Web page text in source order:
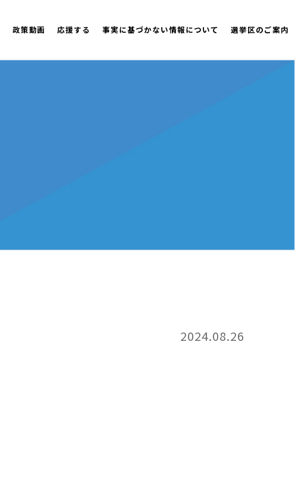
政策動画 応援する 事実に基づかない情報について 選挙区のご案内
2024.08.26